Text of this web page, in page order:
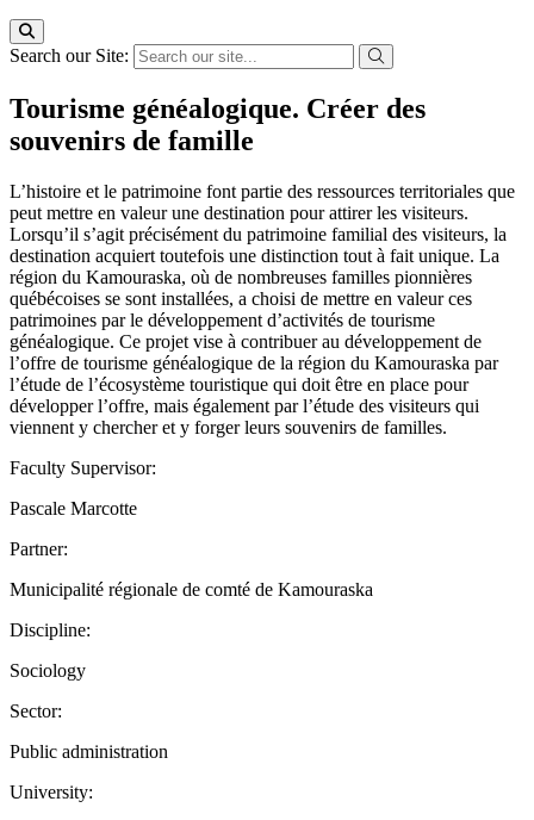
Search our Site:
Tourisme généalogique. Créer des
souvenirs de famille
L’histoire et le patrimoine font partie des ressources territoriales que
peut mettre en valeur une destination pour attirer les visiteurs.
Lorsqu’il s’agit précisément du patrimoine familial des visiteurs, la
destination acquiert toutefois une distinction tout à fait unique. La
région du Kamouraska, où de nombreuses familles pionnières
québécoises se sont installées, a choisi de mettre en valeur ces
patrimoines par le développement d’activités de tourisme
généalogique. Ce projet vise à contribuer au développement de
l’offre de tourisme généalogique de la région du Kamouraska par
l’étude de l’écosystème touristique qui doit être en place pour
développer l’offre, mais également par l’étude des visiteurs qui
viennent y chercher et y forger leurs souvenirs de familles.
Faculty Supervisor:
Pascale Marcotte
Partner:
Municipalité régionale de comté de Kamouraska
Discipline:
Sociology
Sector:
Public administration
University: